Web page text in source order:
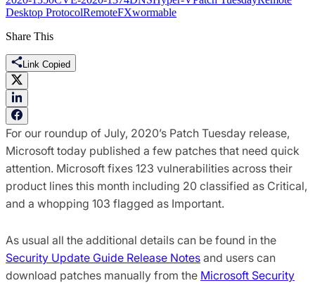
Desktop ProtocolRemoteFXwormable
Share This
Link Copied
For our roundup of July, 2020’s Patch Tuesday release,
Microsoft today published a few patches that need quick
attention. Microsoft fixes 123 vulnerabilities across their
product lines this month including 20 classified as Critical,
and a whopping 103 flagged as Important.
As usual all the additional details can be found in the
Security Update Guide Release Notes and users can
download patches manually from the Microsoft Security